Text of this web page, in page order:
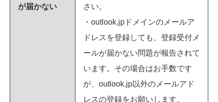
が届かない
さい。
・outlook.jpドメインのメールア
ドレスを登録しても、登録受付メ
ールが届かない問題が報告されて
います。その場合はお手数です
が、outlook.jp以外のメールアド
レスの登録をお願いします。